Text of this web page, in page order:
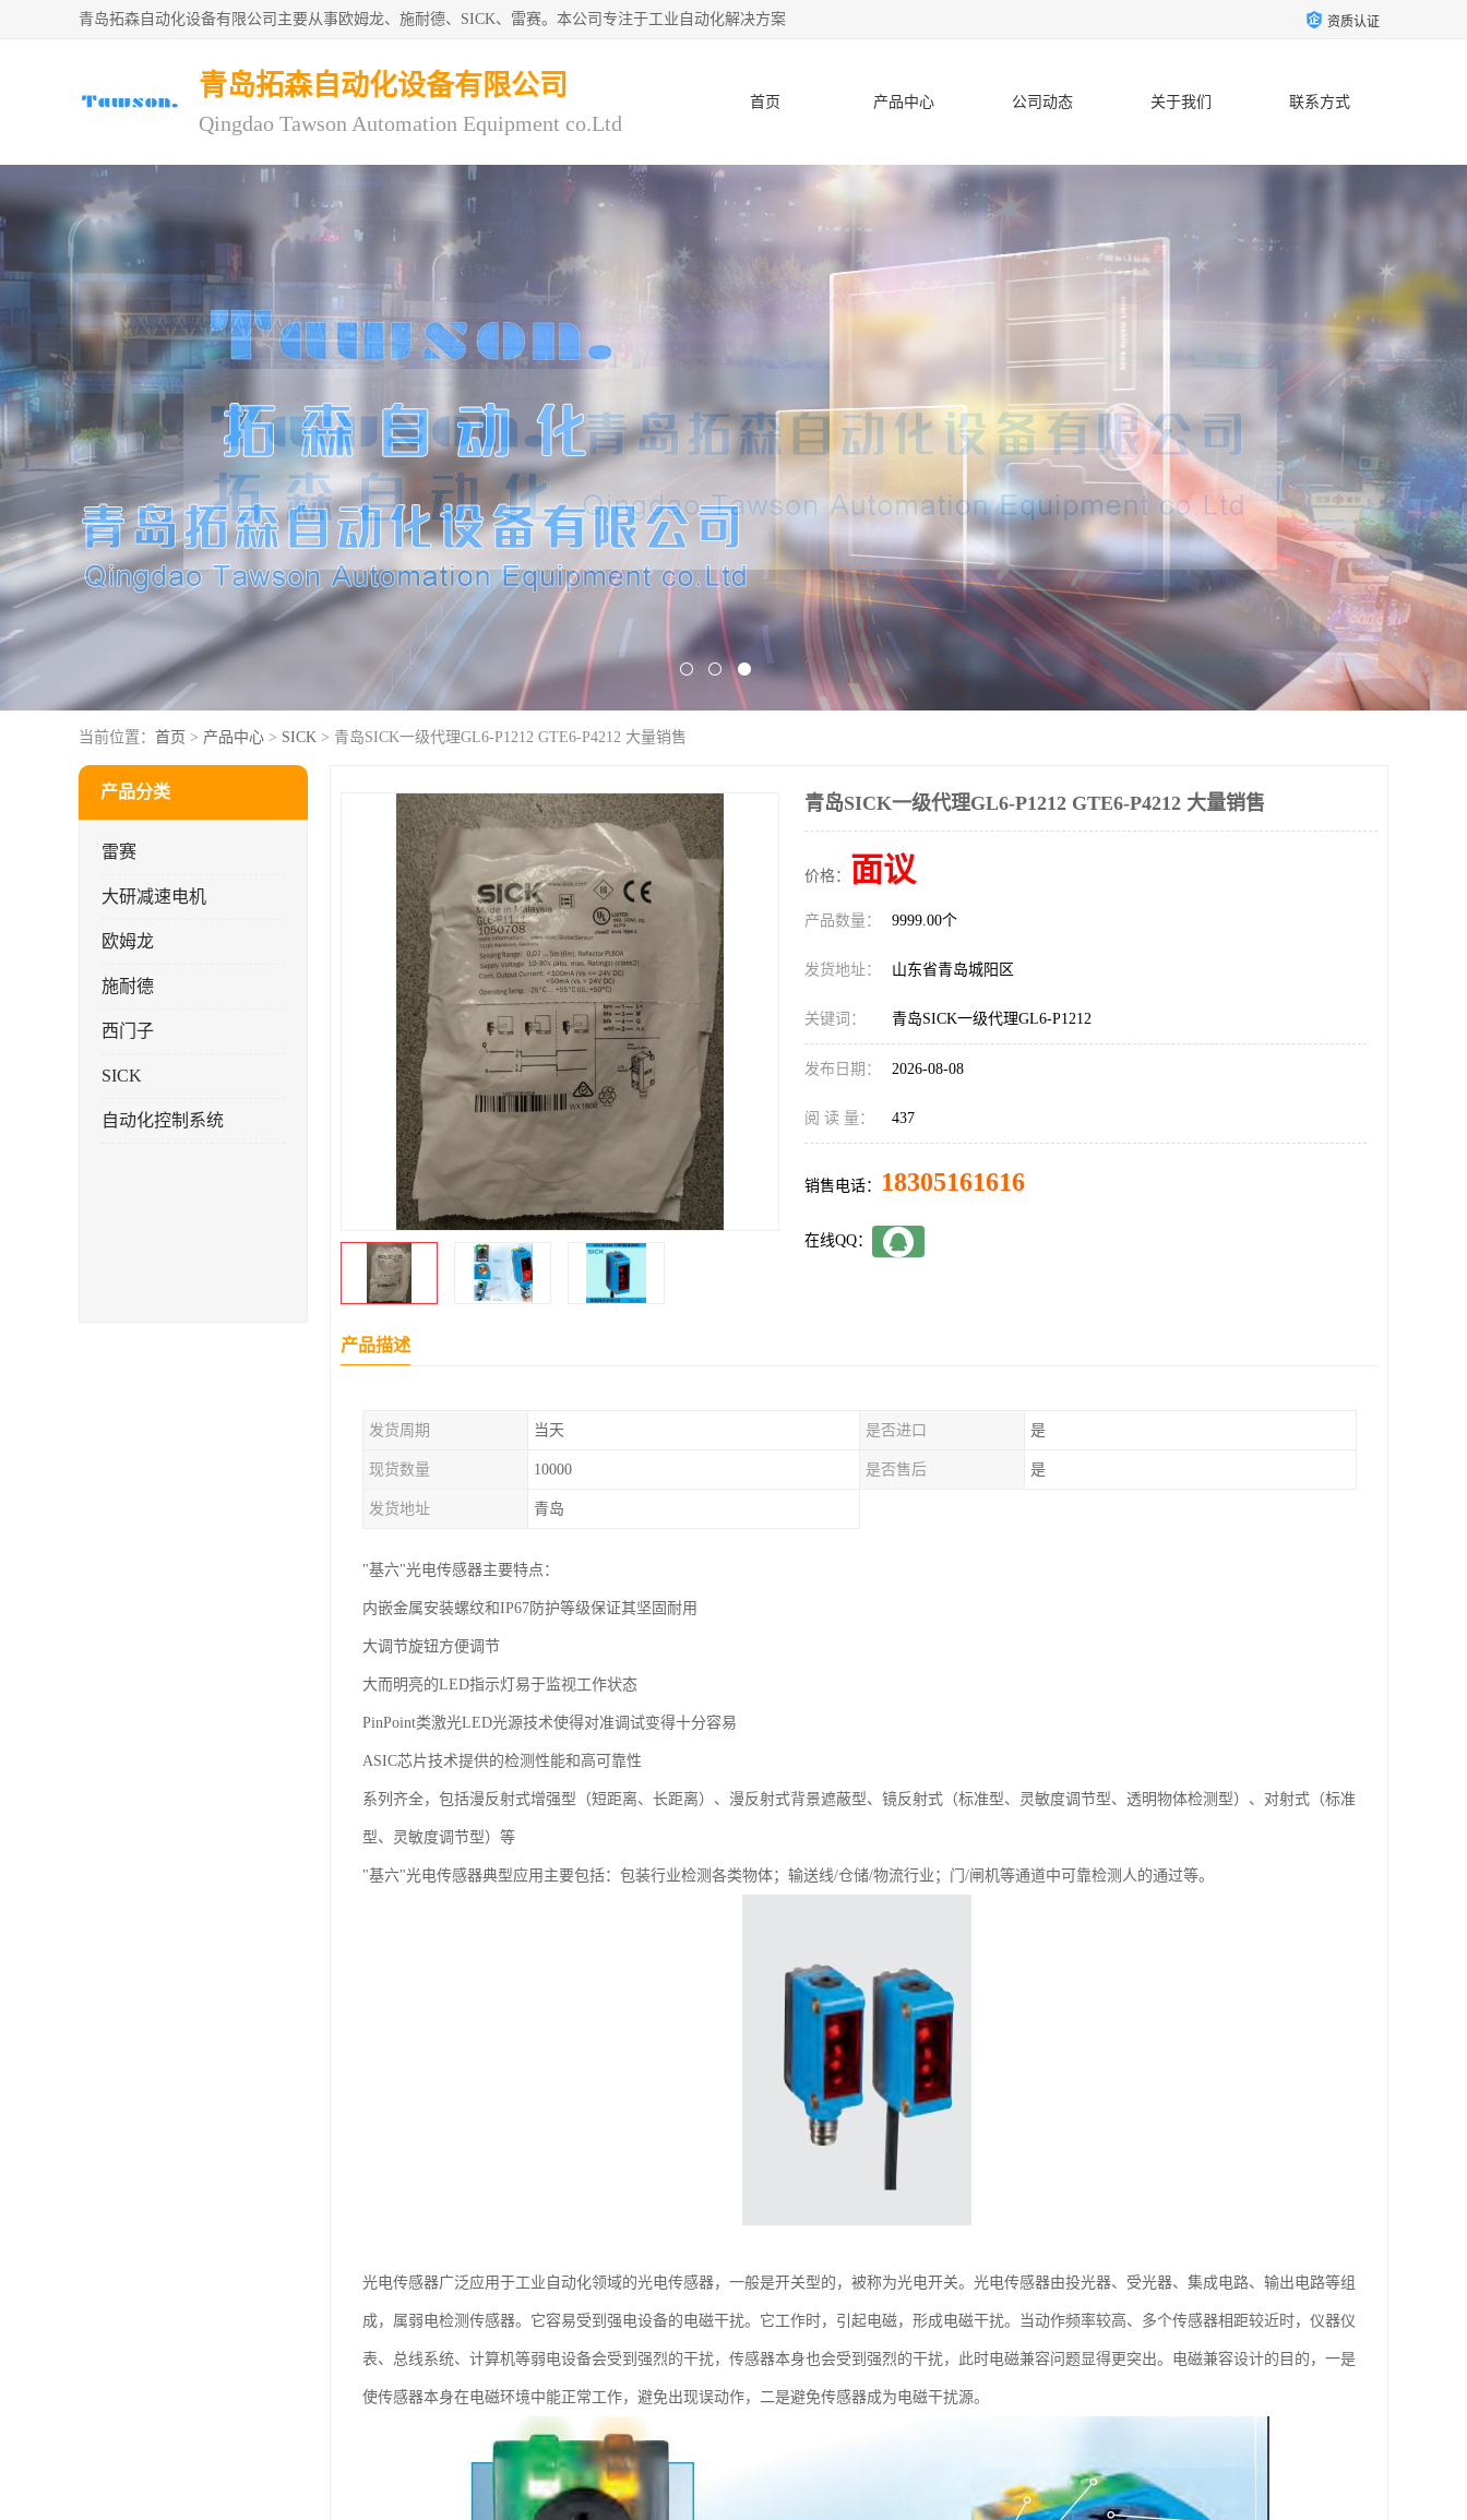
青岛拓森自动化设备有限公司主要从事欧姆龙、施耐德、SICK、雷赛。本公司专注于工业自动化解决方案 资质认证
青岛拓森自动化设备有限公司
Qingdao Tawson Automation Equipment co.Ltd
首页 产品中心 公司动态 关于我们 联系方式
人才招聘
当前位置： 首页 > 产品中心 > SICK > 青岛SICK一级代理GL6-P1212 GTE6-P4212 大量销售
产品分类
雷赛
大研减速电机
欧姆龙
施耐德
西门子
SICK
自动化控制系统
青岛SICK一级代理GL6-P1212 GTE6-P4212 大量销售
价格： 面议
产品数量： 9999.00个
发货地址： 山东省青岛城阳区
关键词： 青岛SICK一级代理GL6-P1212
发布日期： 2026-08-08
阅 读 量： 437
销售电话： 18305161616
在线QQ：
产品描述
发货周期 当天 是否进口 是
现货数量 10000 是否售后 是
发货地址 青岛
"基六"光电传感器主要特点：
内嵌金属安装螺纹和IP67防护等级保证其坚固耐用
大调节旋钮方便调节
大而明亮的LED指示灯易于监视工作状态
PinPoint类激光LED光源技术使得对准调试变得十分容易
ASIC芯片技术提供的检测性能和高可靠性
系列齐全，包括漫反射式增强型（短距离、长距离）、漫反射式背景遮蔽型、镜反射式（标准型、灵敏度调节型、透明物体检测型）、对射式（标准
型、灵敏度调节型）等
"基六"光电传感器典型应用主要包括：包装行业检测各类物体；输送线/仓储/物流行业；门/闸机等通道中可靠检测人的通过等。
光电传感器广泛应用于工业自动化领域的光电传感器，一般是开关型的，被称为光电开关。光电传感器由投光器、受光器、集成电路、输出电路等组
成，属弱电检测传感器。它容易受到强电设备的电磁干扰。它工作时，引起电磁，形成电磁干扰。当动作频率较高、多个传感器相距较近时，仪器仪
表、总线系统、计算机等弱电设备会受到强烈的干扰，传感器本身也会受到强烈的干扰，此时电磁兼容问题显得更突出。电磁兼容设计的目的，一是
使传感器本身在电磁环境中能正常工作，避免出现误动作，二是避免传感器成为电磁干扰源。